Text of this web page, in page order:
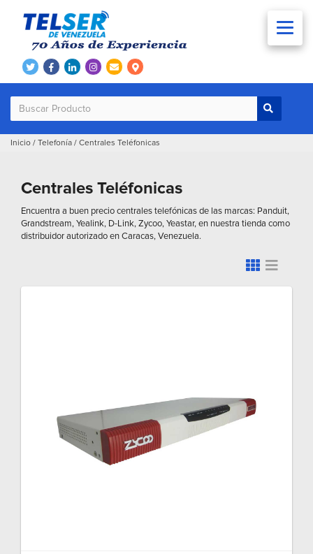
Inicio / Telefonía / Centrales Teléfonicas
Centrales Teléfonicas
Encuentra a buen precio centrales telefónicas de las marcas: Panduit,
Grandstream, Yealink, D-Link, Zycoo, Yeastar, en nuestra tienda como
distribuidor autorizado en Caracas, Venezuela.